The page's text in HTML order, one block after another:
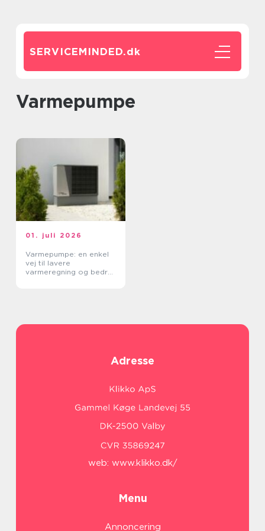
SERVICEMINDED.dk
varmepumpe
01. juli 2026
Varmepumpe: en enkel
vej til lavere
varmeregning og bedre
Adresse
web: www.klikko.dk/
Menu
Annoncering